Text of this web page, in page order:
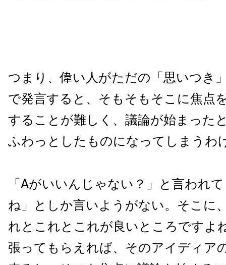
つまり、偉い人がただの「思いつき
で発言すると、そもそもそこに焦点
することが難しく、議論が始まった
ふわっとしたものになってしまうわ
「Aがいいんじゃない？」と言われ
ね」としか言いようがない。そこに
れとこれとこれが良いところですよ
張ってもらえれば、そのアイディア